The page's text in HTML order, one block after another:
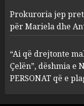
4
Prokuroria jep
për Mariela dhe
“Ai që drejtonte
Çelën”, dëshmia
PERSONAT që e